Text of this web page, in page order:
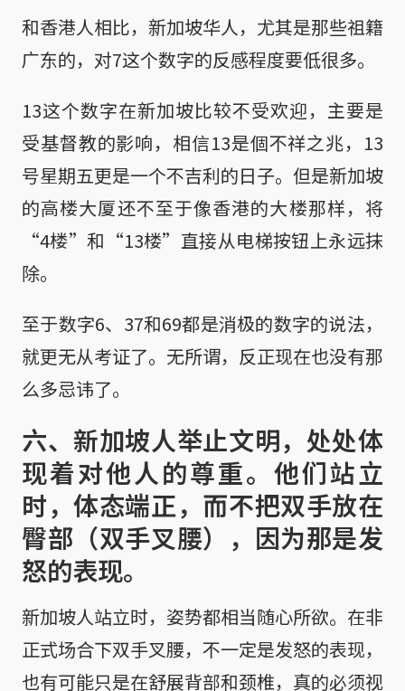
和香港人相比，新加坡华人，尤其是那些祖籍
广东的，对7这个数字的反感程度要低很多。
13这个数字在新加坡比较不受欢迎，主要是
受基督教的影响，相信13是個不祥之兆，13
号星期五更是一个不吉利的日子。但是新加坡
的高楼大厦还不至于像香港的大楼那样，将
“4楼”和“13楼”直接从电梯按钮上永远抹
除。
至于数字6、37和69都是消极的数字的说法，
就更无从考证了。无所谓，反正现在也没有那
么多忌讳了。
六、新加坡人举止文明，处处体
现着对他人的尊重。他们站立
时，体态端正，而不把双手放在
臀部（双手叉腰），因为那是发
怒的表现。
新加坡人站立时，姿势都相当随心所欲。在非
正式场合下双手叉腰，不一定是发怒的表现，
也有可能只是在舒展背部和颈椎，真的必须视